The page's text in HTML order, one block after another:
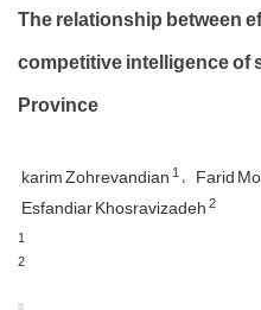
The relationship between
competitive intelligence of
Province
karim Zohrevandian1 Farid
Esfandiar Khosravizadeh2
1
2